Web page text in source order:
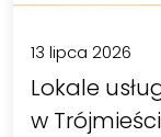
13 lipca 2026
Lokale
w